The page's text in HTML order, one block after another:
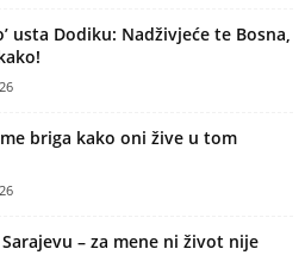
usta Dodiku: Nadživjeće te Bosna,
briga kako oni žive u tom
– za mene ni život nije